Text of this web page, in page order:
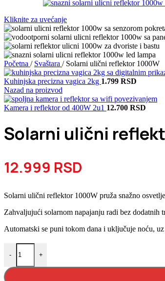
Kliknite za uvećanje
Početna / Svaštara / Solarni ulični reflektor 1000W
Kuhinjska precizna vagica 2kg 1.799 RSD
Nazad na proizvod
Kamera i reflektor od 400W 2u1 12.700 RSD
Solarni ulični
12.999 RSD
Solarni ulični reflektor 1000W pruža snažno
Zahvaljujući solarnom napajanju radi bez dodatnih
Automatski se puni tokom dana i uključuje noću,
-
Solarni ulični reflektor 1000W količina
+